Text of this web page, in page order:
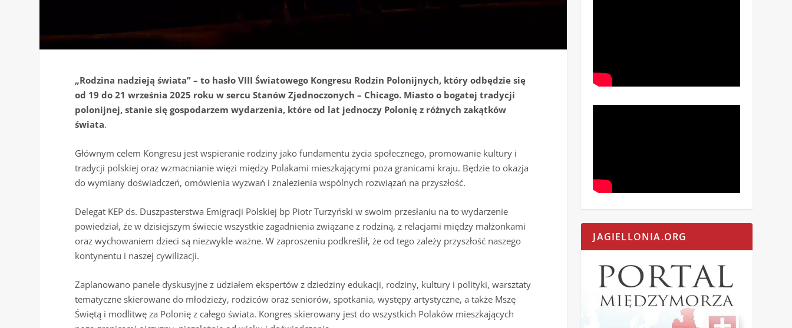
„Rodzina nadzieją świata” – to hasło VIII Światowego Kongresu Rodzin Polonijnych, który odbędzie się
od 19 do 21 września 2025 roku w sercu Stanów Zjednoczonych – Chicago. Miasto o bogatej tradycji
polonijnej, stanie się gospodarzem wydarzenia, które od lat jednoczy Polonię z różnych zakątków
świata.
Głównym celem Kongresu jest wspieranie rodziny jako fundamentu życia społecznego, promowanie kultury i
tradycji polskiej oraz wzmacnianie więzi między Polakami mieszkającymi poza granicami kraju. Będzie to okazja
do wymiany doświadczeń, omówienia wyzwań i znalezienia wspólnych rozwiązań na przyszłość.
Delegat KEP ds. Duszpasterstwa Emigracji Polskiej bp Piotr Turzyński w swoim przesłaniu na to wydarzenie
powiedział, że w dzisiejszym świecie wszystkie zagadnienia związane z rodziną, z relacjami między małżonkami
oraz wychowaniem dzieci są niezwykle ważne. W zaproszeniu podkreślił, że od tego zależy przyszłość naszego
kontynentu i naszej cywilizacji.
Zaplanowano panele dyskusyjne z udziałem ekspertów z dziedziny edukacji, rodziny, kultury i polityki, warsztaty
tematyczne skierowane do młodzieży, rodziców oraz seniorów, spotkania, występy artystyczne, a także Mszę
Świętą i modlitwę za Polonię z całego świata. Kongres skierowany jest do wszystkich Polaków mieszkających
JAGIELLONIA.ORG